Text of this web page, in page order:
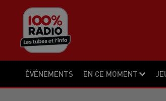
ÉVÉNEMENTS EN CE MOMENT